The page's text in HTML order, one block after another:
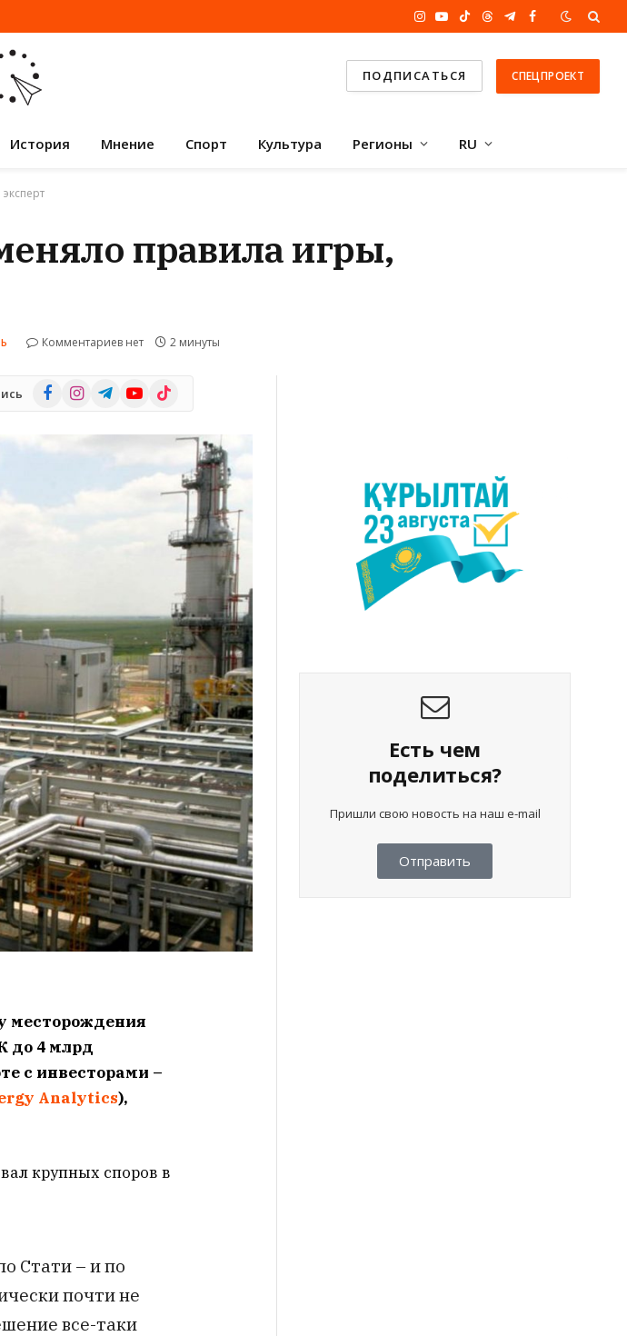
Instagram
YouTube
TikTokThreadsTelegram
Facebook
ПОДПИСАТЬСЯ СПЕЦПРОЕКТ
История Мнение Спорт Культура Регионы RU
правила игры,
Комментариев нет 2 минуты
FacebookInstagramTelegramYouTube
TikTok
месторождения
до 4 млрд
с инвесторами –
Analytics),
крупных споров в
Стати – и по
почти не
все-таки
Есть чем
поделиться?
Пришли свою новость на наш e-mail
Отправить